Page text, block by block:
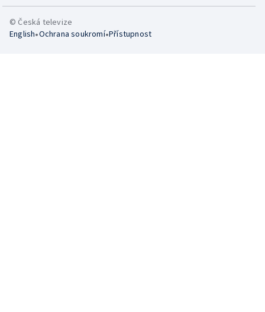
© Česká televize
English•Ochrana soukromí•Přístupnost